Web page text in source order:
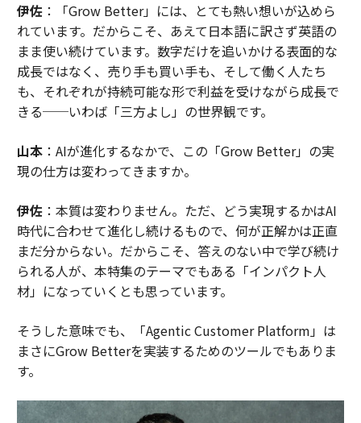
伊佐：「Grow Better」には、とても熱い想いが込めら
れています。だからこそ、あえて日本語に訳さず英語の
まま使い続けています。数字だけを追いかける表面的な
成長ではなく、売り手も買い手も、そして働く人たち
も、それぞれが持続可能な形で利益を受けながら成長で
きる──いわば「三方よし」の世界観です。
山本：AIが進化するなかで、この「Grow Better」の実
現の仕方は変わってきますか。
伊佐：本質は変わりません。ただ、どう実現するかはAI
時代に合わせて進化し続けるもので、何が正解かは正直
まだ分からない。だからこそ、答えのない中で学び続け
られる人が、本特集のテーマでもある「インパクト人
材」になっていくとも思っています。
そうした意味でも、「Agentic Customer Platform」は
まさにGrow Betterを実装するためのツールでもありま
す。